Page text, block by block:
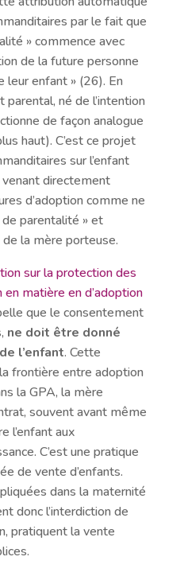
par le fait que
» commence avec
de la future personne
leur enfant » (26). En
né de l’intention
de façon analogue
haut). C’est ce projet
sur l’enfant
directement
d’adoption comme ne
parentalité » et
la mère porteuse.
sur la protection des
matière en d’adoption
que le consentement
ne doit être donné
l’enfant. Cette
frontière entre adoption
la GPA, la mère
souvent avant même
l’enfant aux
C’est une pratique
de vente d’enfants.
dans la maternité
donc l’interdiction de
pratiquent la vente